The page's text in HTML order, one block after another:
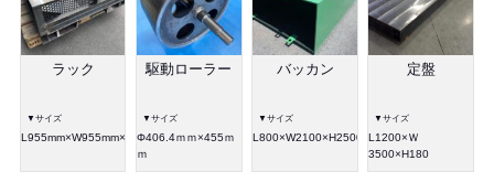
ラック
▼サイズ
L955mm×W955mm×H345mm
駆動ローラー
▼サイズ
Φ406.4ｍｍ×455ｍ
ｍ
バッカン
▼サイズ
L800×W2100×H2500
定盤
▼サイズ
L1200×Ｗ
3500×H180